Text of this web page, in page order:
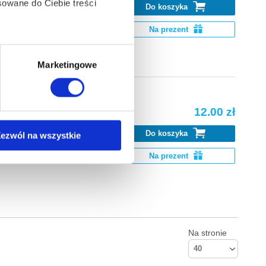
do Ciebie treści
także takie, które wymagają
Marketingowe
na wszystkie
al
Do koszyka
Na prezent
al trabajo
12.00 zł
Do koszyka
Na prezent
Na stronie
40